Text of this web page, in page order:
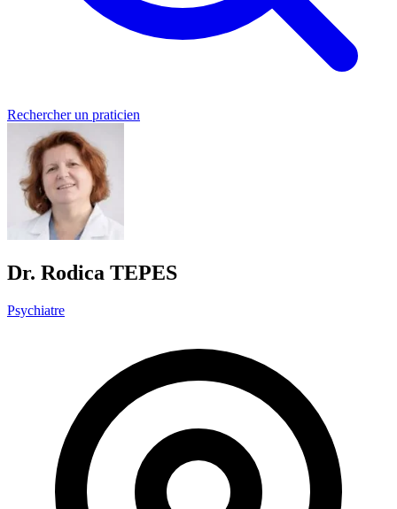
Rechercher un praticien
Dr. Rodica TEPES
Psychiatre